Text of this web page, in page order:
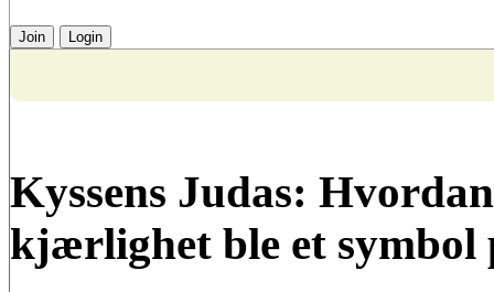
Join Login
Kyssens Judas:
kjærlighet ble et